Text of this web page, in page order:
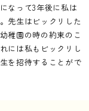
なって3年後に私は
先生はビックリした
稚園の時の約束のこ
には私もビックリし
を招待することがで